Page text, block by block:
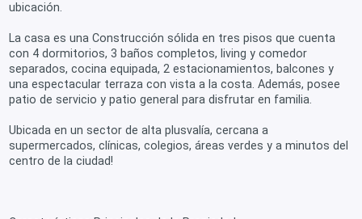
ubicación.
La casa es una Construcción sólida en tres pisos que cuenta
con 4 dormitorios, 3 baños completos, living y comedor
separados, cocina equipada, 2 estacionamientos, balcones y
una espectacular terraza con vista a la costa. Además, posee
patio de servicio y patio general para disfrutar en familia.
Ubicada en un sector de alta plusvalía, cercana a
supermercados, clínicas, colegios, áreas verdes y a minutos del
centro de la ciudad!